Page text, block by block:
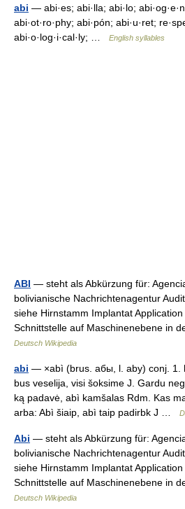
abi — abi·es; abi·lla; abi·lo;
abi·ot·ro·phy; abi·pón; abi·u·ret;
abi·o·log·i·cal·ly; …
English syllables
ABI — steht als Abkürzung für:
bolivianische Nachrichtenagentur
siehe Hirnstamm Implantat Application
Schnittstelle auf Maschinenebene in
Deutsch Wikipedia
abi — ×abì (brus. aбы, l. aby) conj. 1.
bus veselija, visi šoksime J. Gardu
ką padavė, abì kamšalas Rdm. Kas
arba: Abì šiaip, abì taip padirbk J …
Abi — steht als Abkürzung für:
bolivianische Nachrichtenagentur
siehe Hirnstamm Implantat Application
Schnittstelle auf Maschinenebene in
Deutsch Wikipedia